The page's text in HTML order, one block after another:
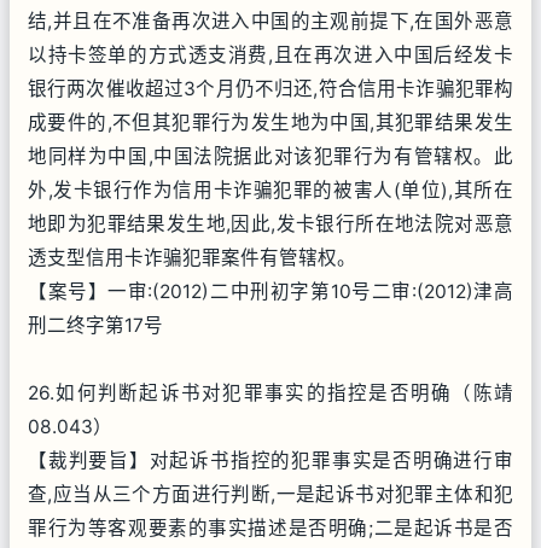
结,并且在不准备再次进入中国的主观前提下,在国外恶意
以持卡签单的方式透支消费,且在再次进入中国后经发卡
银行两次催收超过3个月仍不归还,符合信用卡诈骗犯罪构
成要件的,不但其犯罪行为发生地为中国,其犯罪结果发生
地同样为中国,中国法院据此对该犯罪行为有管辖权。此
外,发卡银行作为信用卡诈骗犯罪的被害人(单位),其所在
地即为犯罪结果发生地,因此,发卡银行所在地法院对恶意
透支型信用卡诈骗犯罪案件有管辖权。
【案号】一审:(2012)二中刑初字第10号二审:(2012)津高
刑二终字第17号
26.如何判断起诉书对犯罪事实的指控是否明确（陈靖
08.043）
【裁判要旨】对起诉书指控的犯罪事实是否明确进行审
查,应当从三个方面进行判断,一是起诉书对犯罪主体和犯
罪行为等客观要素的事实描述是否明确;二是起诉书是否